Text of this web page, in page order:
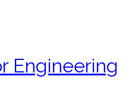
Engineering